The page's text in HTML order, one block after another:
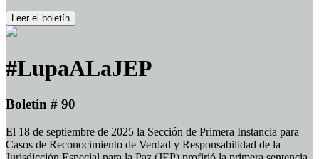
Leer el boletín
#LupaALaJEP
Boletín # 90
El 18 de septiembre de 2025 la Sección de Primera Instancia para
Casos de Reconocimiento de Verdad y Responsabilidad de la